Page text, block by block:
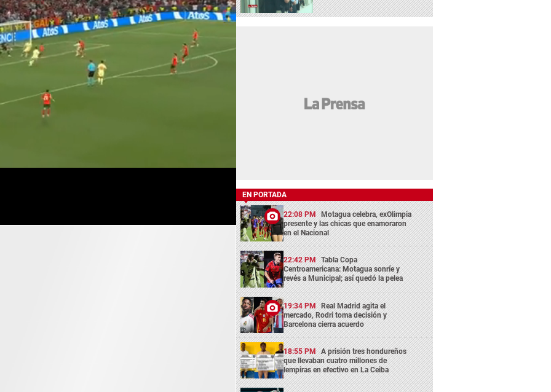
EN PORTADA
22:08 PM Motagua celebra, exOlimpia
presente y las chicas que enamoraron
en el Nacional
22:42 PM Tabla Copa
Centroamericana: Motagua sonríe y
revés a Municipal; así quedó la pelea
19:34 PM Real Madrid agita el
mercado, Rodri toma decisión y
Barcelona cierra acuerdo
18:55 PM A prisión tres hondureños
que llevaban cuatro millones de
lempiras en efectivo en La Ceiba